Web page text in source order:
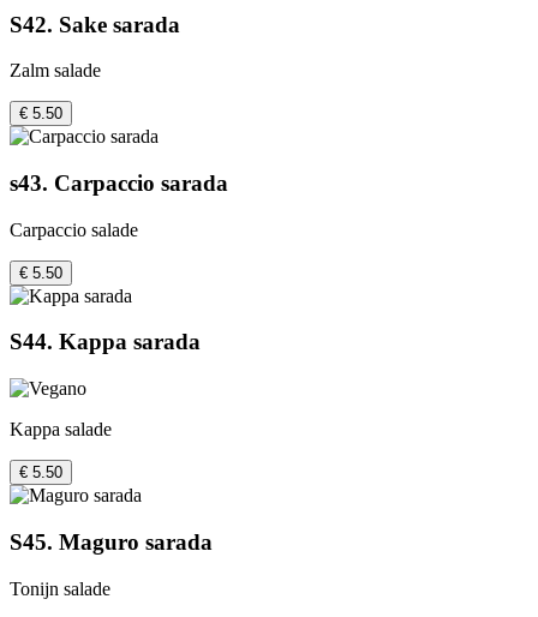
S42. Sake sarada
Zalm salade
€ 5.50
s43. Carpaccio sarada
Carpaccio salade
€ 5.50
S44. Kappa sarada
Kappa salade
€ 5.50
S45. Maguro sarada
Tonijn salade